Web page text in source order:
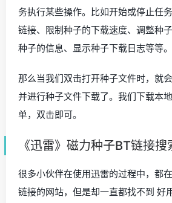
务执行某些操作。比如开始或停止任
链接、限制种子的下载速度、调整种
种子的信息、显示种子下载日志等等。
那么当我们双击打开种子文件时，就
并进行种子文件下载了。我们下载本
单，双击即可。
《迅雷》磁力种子BT链接
很多小伙伴在使用迅雷的过程中，都
链接的网站，但是却一直都找不到 好